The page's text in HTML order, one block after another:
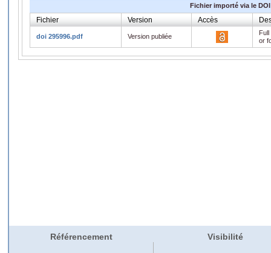
Fichier importé via le DOI
Fichier Version Accès
doi 295996.pdf Version publiée
or
Référencement Visibilité